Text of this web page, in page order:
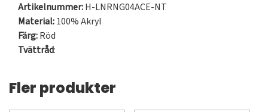
Artikelnummer:H-LNRNG04ACE-NT
Material:100% Akryl
Färg:Röd
Tvättråd:
Fler produkter